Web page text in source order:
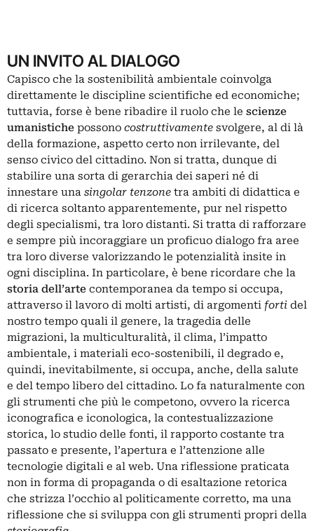
UN INVITO AL DIALOGO
Capisco che la sostenibilità ambientale coinvolga
direttamente le discipline scientifiche ed economiche;
tuttavia, forse è bene ribadire il ruolo che le scienze
umanistiche possono costruttivamente svolgere, al di là
della formazione, aspetto certo non irrilevante, del
senso civico del cittadino. Non si tratta, dunque di
stabilire una sorta di gerarchia dei saperi né di
innestare una singolar tenzone tra ambiti di didattica e
di ricerca soltanto apparentemente, pur nel rispetto
degli specialismi, tra loro distanti. Si tratta di rafforzare
e sempre più incoraggiare un proficuo dialogo fra aree
tra loro diverse valorizzando le potenzialità insite in
ogni disciplina. In particolare, è bene ricordare che la
storia dell’arte contemporanea da tempo si occupa,
attraverso il lavoro di molti artisti, di argomenti forti del
nostro tempo quali il genere, la tragedia delle
migrazioni, la multiculturalità, il clima, l’impatto
ambientale, i materiali eco-sostenibili, il degrado e,
quindi, inevitabilmente, si occupa, anche, della salute
e del tempo libero del cittadino. Lo fa naturalmente con
gli strumenti che più le competono, ovvero la ricerca
iconografica e iconologica, la contestualizzazione
storica, lo studio delle fonti, il rapporto costante tra
passato e presente, l’apertura e l’attenzione alle
tecnologie digitali e al web. Una riflessione praticata
non in forma di propaganda o di esaltazione retorica
che strizza l’occhio al politicamente corretto, ma una
riflessione che si sviluppa con gli strumenti propri della